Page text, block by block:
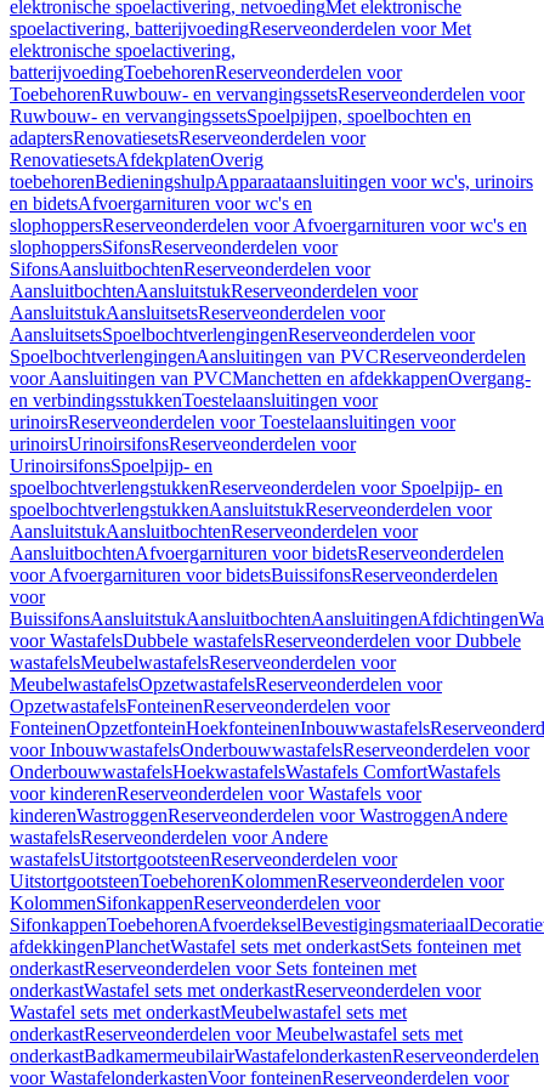
elektronische spoelactivering, netvoedingMet elektronische
spoelactivering, batterijvoedingReserveonderdelen voor Met
elektronische spoelactivering,
batterijvoedingToebehorenReserveonderdelen voor
ToebehorenRuwbouw- en vervangingssetsReserveonderdelen voor
Ruwbouw- en vervangingssetsSpoelpijpen, spoelbochten en
adaptersRenovatiesetsReserveonderdelen voor
RenovatiesetsAfdekplatenOverig
toebehorenBedieningshulpApparaataansluitingen voor wc's, urinoirs
en bidetsAfvoergarnituren voor wc's en
slophoppersReserveonderdelen voor Afvoergarnituren voor wc's en
slophoppersSifonsReserveonderdelen voor
SifonsAansluitbochtenReserveonderdelen voor
AansluitbochtenAansluitstukReserveonderdelen voor
AansluitstukAansluitsetsReserveonderdelen voor
AansluitsetsSpoelbochtverlengingenReserveonderdelen voor
SpoelbochtverlengingenAansluitingen van PVCReserveonderdelen
voor Aansluitingen van PVCManchetten en afdekkappenOvergang-
en verbindingsstukkenToestelaansluitingen voor
urinoirsReserveonderdelen voor Toestelaansluitingen voor
urinoirsUrinoirsifonsReserveonderdelen voor
UrinoirsifonsSpoelpijp- en
spoelbochtverlengstukkenReserveonderdelen voor Spoelpijp- en
spoelbochtverlengstukkenAansluitstukReserveonderdelen voor
AansluitstukAansluitbochtenReserveonderdelen voor
AansluitbochtenAfvoergarnituren voor bidetsReserveonderdelen
voor Afvoergarnituren voor bidetsBuissifonsReserveonderdelen
voor
BuissifonsAansluitstukAansluitbochtenAansluitingenAfdichtingen
voor WastafelsDubbele wastafelsReserveonderdelen voor Dubbele
wastafelsMeubelwastafelsReserveonderdelen voor
MeubelwastafelsOpzetwastafelsReserveonderdelen voor
OpzetwastafelsFonteinenReserveonderdelen voor
FonteinenOpzetfonteinHoekfonteinenInbouwwastafels
voor InbouwwastafelsOnderbouwwastafelsReserveonderdelen voor
OnderbouwwastafelsHoekwastafelsWastafels ComfortWastafels
voor kinderenReserveonderdelen voor Wastafels voor
kinderenWastroggenReserveonderdelen voor WastroggenAndere
wastafelsReserveonderdelen voor Andere
wastafelsUitstortgootsteenReserveonderdelen voor
UitstortgootsteenToebehorenKolommenReserveonderdelen voor
KolommenSifonkappenReserveonderdelen voor
SifonkappenToebehorenAfvoerdekselBevestigingsmateriaal
afdekkingenPlanchetWastafel sets met onderkastSets fonteinen met
onderkastReserveonderdelen voor Sets fonteinen met
onderkastWastafel sets met onderkastReserveonderdelen voor
Wastafel sets met onderkastMeubelwastafel sets met
onderkastReserveonderdelen voor Meubelwastafel sets met
onderkastBadkamermeubilairWastafelonderkastenReserveonderdelen
voor WastafelonderkastenVoor fonteinenReserveonderdelen voor